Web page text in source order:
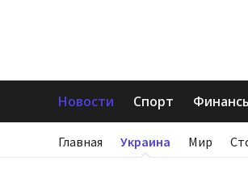
Новости Спорт
Главная Украина Мир